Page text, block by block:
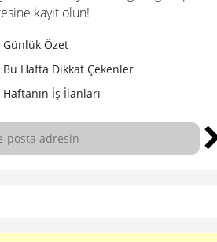
kayıt olun!
Günlük Özet
Bu Hafta Dikkat Çekenler
Haftanın İş İlanları